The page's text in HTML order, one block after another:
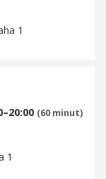
1
(60 minut)
1